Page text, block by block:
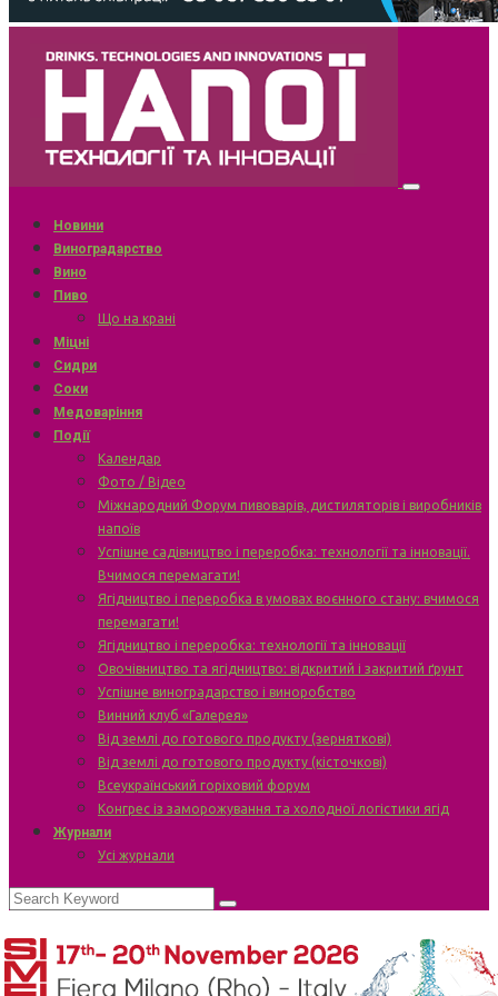
Новини
Виноградарство
Вино
Пиво
Що на крані
Міцні
Сидри
Соки
Медоваріння
Події
Календар
Фото / Відео
Міжнародний Форум пивоварів, дистиляторів і виробників
напоїв
Успішне садівництво і переробка: технології та інновації.
Вчимося перемагати!
Ягідництво і переробка в умовах воєнного стану: вчимося
перемагати!
Ягідництво і переробка: технології та інновації
Овочівництво та ягідництво: відкритий і закритий ґрунт
Успішне виноградарство і виноробство
Винний клуб «Галерея»
Від землі до готового продукту (зерняткові)
Від землі до готового продукту (кісточкові)
Всеукраїнський горіховий форум
Конгрес із заморожування та холодної логістики ягід
Журнали
Усі журнали